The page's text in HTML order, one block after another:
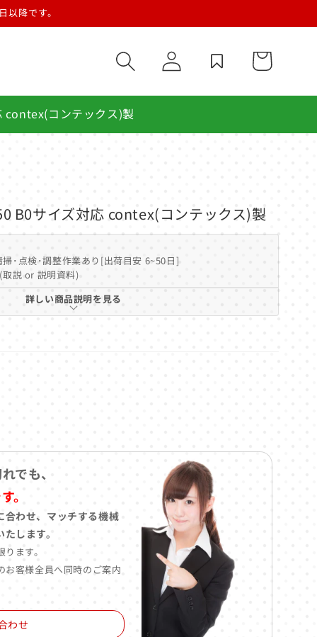
降です。
グ
イ
ー
contex(コンテックス)製
B0サイズ対応 contex(コンテックス)製
･点検･調整作業あり[出荷目安 6~50日]
説 or 説明資料)
詳しい商品説明を見る
でも、
。
合わせ、マッチする機械
します。
ます。
客様全員へ同時のご案内
わせ